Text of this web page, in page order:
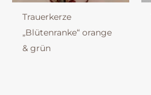
Trauerkerze
„Blütenranke“ orange
& grün